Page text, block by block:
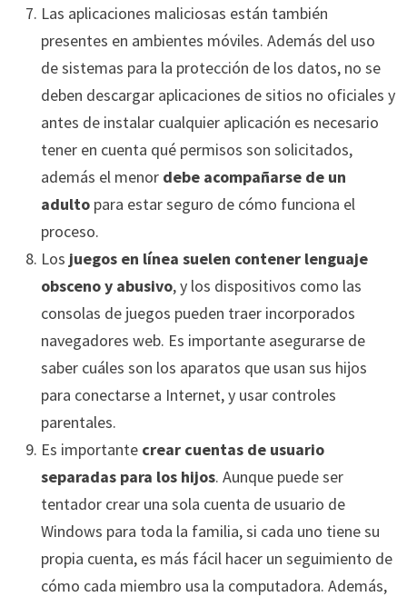
Las aplicaciones maliciosas están también
presentes en ambientes móviles. Además del uso
de sistemas para la protección de los datos, no se
deben descargar aplicaciones de sitios no oficiales y
antes de instalar cualquier aplicación es necesario
tener en cuenta qué permisos son solicitados,
además el menor debe acompañarse de un
adulto para estar seguro de cómo funciona el
proceso.
Los juegos en línea suelen contener lenguaje
obsceno y abusivo, y los dispositivos como las
consolas de juegos pueden traer incorporados
navegadores web. Es importante asegurarse de
saber cuáles son los aparatos que usan sus hijos
para conectarse a Internet, y usar controles
parentales.
Es importante crear cuentas de usuario
separadas para los hijos. Aunque puede ser
tentador crear una sola cuenta de usuario de
Windows para toda la familia, si cada uno tiene su
propia cuenta, es más fácil hacer un seguimiento de
cómo cada miembro usa la computadora. Además,